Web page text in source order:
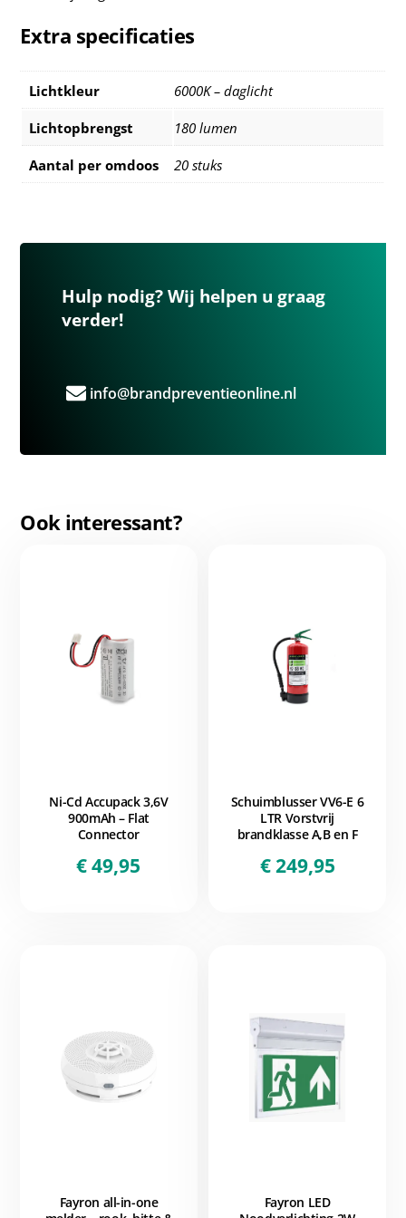
Extra specificaties
Lichtkleur 6000K – daglicht
Lichtopbrengst 180 lumen
Aantal per omdoos 20 stuks
Hulp nodig? Wij helpen u graag
verder!
info@brandpreventieonline.nl
Ook interessant?
Ni-Cd Accupack 3,6V
900mAh – Flat
Connector
€49,95
Schuimblusser VV6-E 6
LTR Vorstvrij
brandklasse A,B en F
€249,95
Fayron all-in-one
Fayron LED